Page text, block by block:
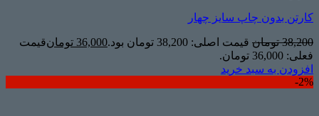
کارتن بدون چاپ سایز چهار
38,200 تومان قیمت اصلی: 38,200 تومان بود. 36,000 تومانقیمت
فعلی: 36,000 تومان.
افزودن به سبد خرید
2%-